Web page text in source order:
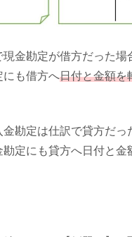
現金勘定が借方だった場
にも借方へ日付と金額を
金勘定は仕訳で貸方だっ
定にも貸方へ日付と金